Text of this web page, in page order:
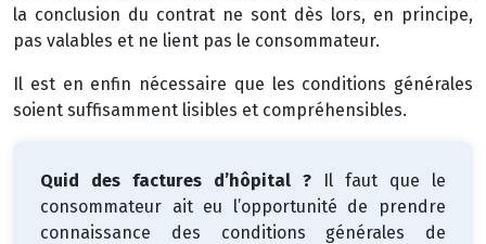
la conclusion du contrat ne sont dès lors, en principe,
pas valables et ne lient pas le consommateur.
Il est en enfin nécessaire que les conditions générales
soient suffisamment lisibles et compréhensibles.
Quid des factures d’hôpital ?
Il faut que le
consommateur ait eu l’opportunité de prendre
connaissance des conditions générales de